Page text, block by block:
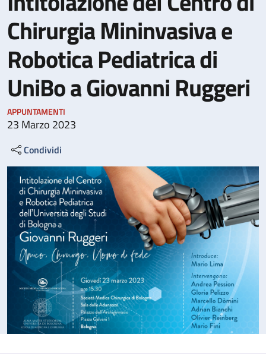
Chirurgia Mininvasiva e
Robotica Pediatrica di
UniBo a Giovanni Ruggeri
APPUNTAMENTI
23 Marzo 2023
Condividi